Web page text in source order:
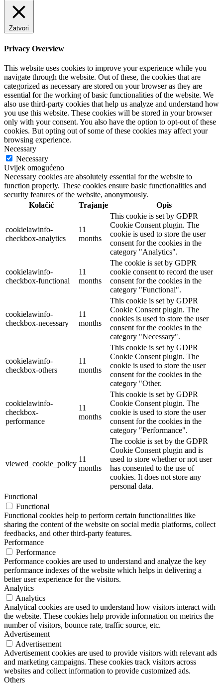
Zatvori
Privacy Overview
This website uses cookies to improve your experience while you
navigate through the website. Out of these, the cookies that are
categorized as necessary are stored on your browser as they are
essential for the working of basic functionalities of the website. We
also use third-party cookies that help us analyze and understand how
you use this website. These cookies will be stored in your browser
only with your consent. You also have the option to opt-out of these
cookies. But opting out of some of these cookies may affect your
browsing experience.
Necessary
Necessary
Uvijek omogućeno
Necessary cookies are absolutely essential for the website to
function properly. These cookies ensure basic functionalities and
security features of the website, anonymously.
Kolačić
Trajanje Opis
cookielawinfo-
checkbox-analytics
11
months
This cookie is set by GDPR
Cookie Consent plugin. The
cookie is used to store the user
consent for the cookies in the
category "Analytics".
cookielawinfo-
checkbox-functional
11
months
The cookie is set by GDPR
cookie consent to record the user
consent for the cookies in the
category "Functional".
cookielawinfo-
checkbox-necessary
11
months
This cookie is set by GDPR
Cookie Consent plugin. The
cookies is used to store the user
consent for the cookies in the
category "Necessary".
cookielawinfo-
checkbox-others
11
months
This cookie is set by GDPR
Cookie Consent plugin. The
cookie is used to store the user
consent for the cookies in the
category "Other.
cookielawinfo-
checkbox-
performance
11
months
This cookie is set by GDPR
Cookie Consent plugin. The
cookie is used to store the user
consent for the cookies in the
category "Performance".
viewed_cookie_policy
11
months
The cookie is set by the GDPR
Cookie Consent plugin and is
used to store whether or not user
has consented to the use of
cookies. It does not store any
personal data.
Functional
Functional
Functional cookies help to perform certain functionalities like
sharing the content of the website on social media platforms, collect
feedbacks, and other third-party features.
Performance
Performance
Performance cookies are used to understand and analyze the key
performance indexes of the website which helps in delivering a
better user experience for the visitors.
Analytics
Analytics
Analytical cookies are used to understand how visitors interact with
the website. These cookies help provide information on metrics the
number of visitors, bounce rate, traffic source, etc.
Advertisement
Advertisement
Advertisement cookies are used to provide visitors with relevant ads
and marketing campaigns. These cookies track visitors across
websites and collect information to provide customized ads.
Others